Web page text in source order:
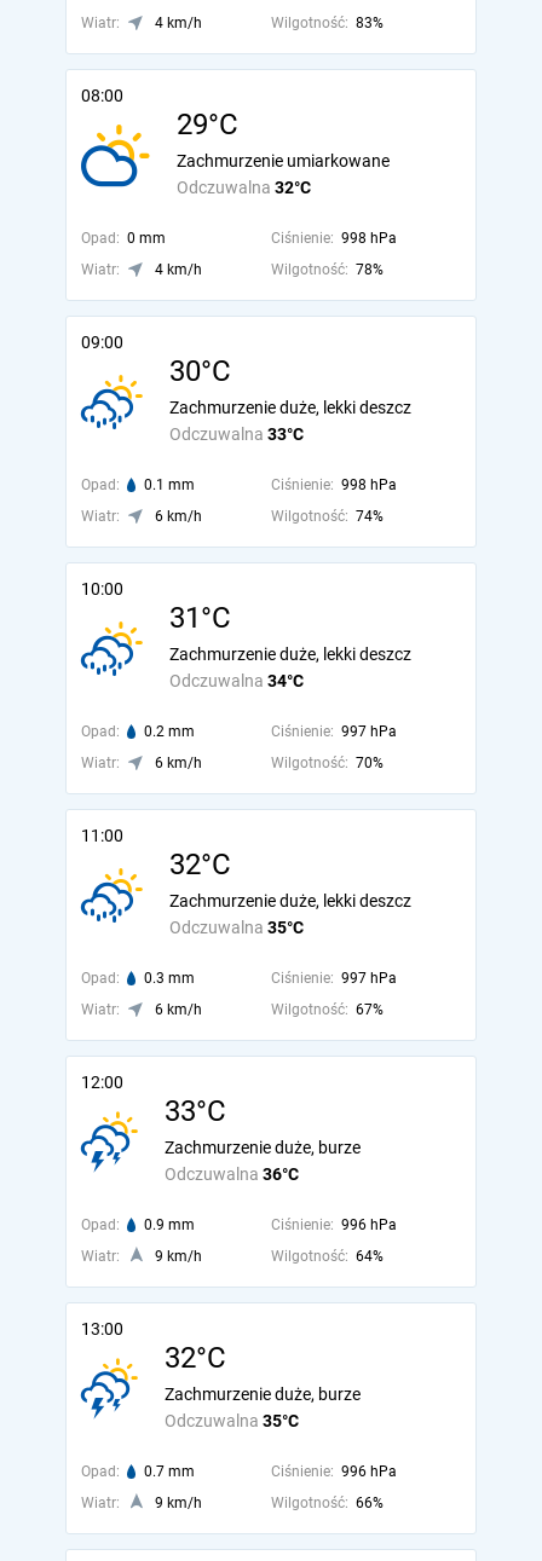
Wiatr: 4 km/h Wilgotność: 83%
08:00
29°C
Odczuwalna 32°C
Zachmurzenie umiarkowane
Opad: 0 mm Ciśnienie: 998 hPa
Wiatr:
4 km/h Wilgotność: 78%
09:00
30°C
Odczuwalna 33°C
Zachmurzenie duże, lekki deszcz
Opad: 0.1 mm Ciśnienie: 998 hPa
Wiatr:
6 km/h Wilgotność: 74%
10:00
31°C
Odczuwalna 34°C
Zachmurzenie duże, lekki deszcz
Opad: 0.2 mm Ciśnienie: 997 hPa
Wiatr:
6 km/h Wilgotność: 70%
11:00
32°C
Odczuwalna 35°C
Zachmurzenie duże, lekki deszcz
Opad: 0.3 mm Ciśnienie: 997 hPa
Wiatr:
6 km/h Wilgotność: 67%
12:00
33°C
Odczuwalna 36°C
Zachmurzenie duże, burze
Opad: 0.9 mm Ciśnienie: 996 hPa
Wiatr:
9 km/h Wilgotność: 64%
13:00
32°C
Odczuwalna 35°C
Zachmurzenie duże, burze
Opad: 0.7 mm Ciśnienie: 996 hPa
Wiatr:
9 km/h Wilgotność: 66%